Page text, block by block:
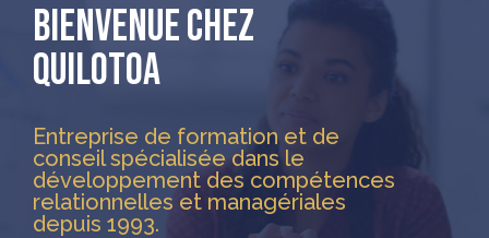
vidéoBIENVENUE CHEZ
QUILOTOA
Entreprise de formation et de
conseil spécialisée dans le
développement des compétences
relationnelles et managériales
depuis 1993.